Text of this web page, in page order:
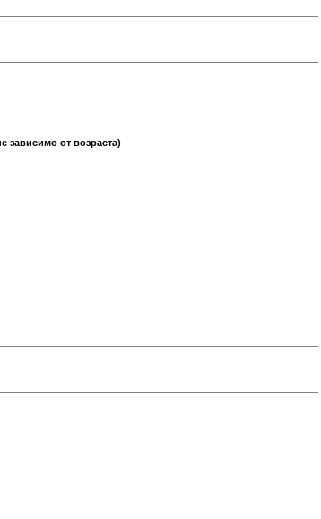
зависимо от возраста)